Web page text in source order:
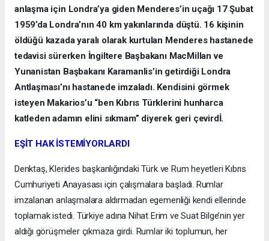
anlaşma için Londra’ya giden Menderes’in uçağı 17 Şubat
1959’da Londra’nın 40 km yakınlarında düştü. 16 kişinin
öldüğü kazada yaralı olarak kurtulan Menderes hastanede
tedavisi sürerken İngiltere Başbakanı MacMillan ve
Yunanistan Başbakanı Karamanlis’in getirdiği Londra
Antlaşması’nı hastanede imzaladı. Kendisini görmek
isteyen Makarios’u “ben Kıbrıs Türklerini hunharca
katleden adamın elini sıkmam” diyerek geri çevirdİ.
EŞİT HAK İSTEMİYORLARDI
Denktaş, Klerides başkanlığındaki Türk ve Rum heyetleri Kıbrıs
Cumhuriyeti Anayasası için çalışmalara başladı. Rumlar
imzalanan anlaşmalara aldırmadan egemenliği kendi ellerinde
toplamak istedi. Türkiye adına Nihat Erim ve Suat Bilge’nin yer
aldığı görüşmeler çıkmaza girdi. Rumlar iki toplumun, her